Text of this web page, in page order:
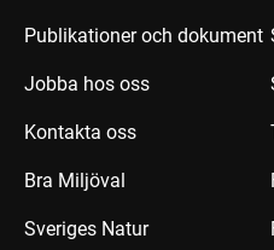
Publikationer och dokument
Jobba hos oss
Kontakta oss
Bra Miljöval
Sveriges Natur